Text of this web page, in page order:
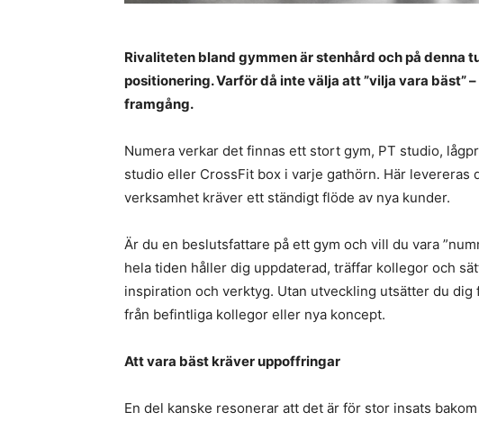
Rivaliteten bland gymmen är stenhård och på denna
positionering. Varför då inte välja att ”vilja vara bäst”
framgång.
Numera verkar det finnas ett stort gym, PT studio,
studio eller CrossFit box i varje gathörn. Här levereras
verksamhet kräver ett ständigt flöde av nya kunder.
Är du en beslutsfattare på ett gym och vill du vara
hela tiden håller dig uppdaterad, träffar kollegor och
inspiration och verktyg. Utan utveckling utsätter du
från befintliga kollegor eller nya koncept.
Att vara bäst kräver uppoffringar
En del kanske resonerar att det är för stor insats